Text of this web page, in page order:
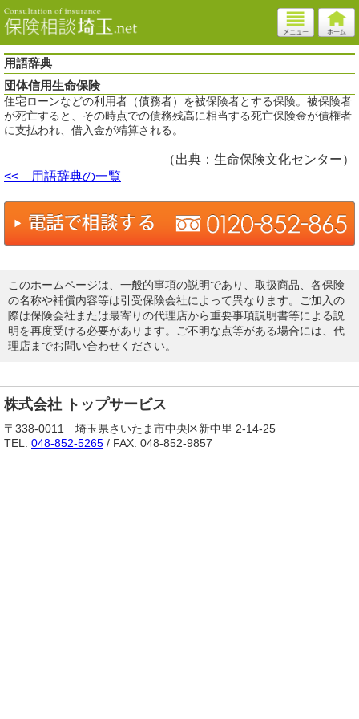
用語辞典
団体信用生命保険
住宅ローンなどの利用者（債務者）を被保険者とする保険。被保険者
が死亡すると、その時点での債務残高に相当する死亡保険金が債権者
に支払われ、借入金が精算される。
（出典：生命保険文化センター）
<< 用語辞典の一覧
このホームページは、一般的事項の説明であり、取扱商品、各保険
の名称や補償内容等は引受保険会社によって異なります。ご加入の
際は保険会社または最寄りの代理店から重要事項説明書等による説
明を再度受ける必要があります。ご不明な点等がある場合には、代
理店までお問い合わせください。
株式会社 トップサービス
〒338-0011 埼玉県さいたま市中央区新中里 2-14-25
TEL. 048-852-5265 / FAX. 048-852-9857